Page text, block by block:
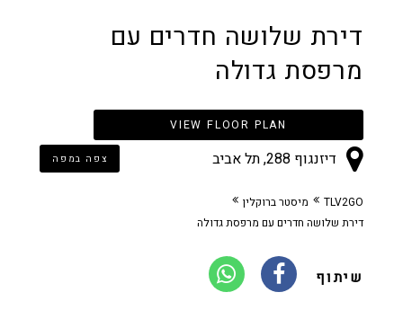
דירת שלושה חדרים עם
מרפסת גדולה
VIEW FLOOR PLAN
דיזנגוף 288, תל אביב צפה במפה
שיתוף
TLV2GO
מיסטר ברוקלין
דירת שלושה חדרים עם מרפסת גדולה